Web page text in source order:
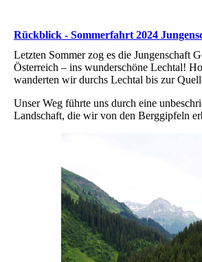
Rückblick - Sommerfahrt 2024
Letzten Sommer zog es die Jungenschaft
Österreich – ins wunderschöne Lechtal!
wanderten wir durchs Lechtal bis zur
Unser Weg führte uns durch eine
Landschaft, die wir von den Berggipfeln